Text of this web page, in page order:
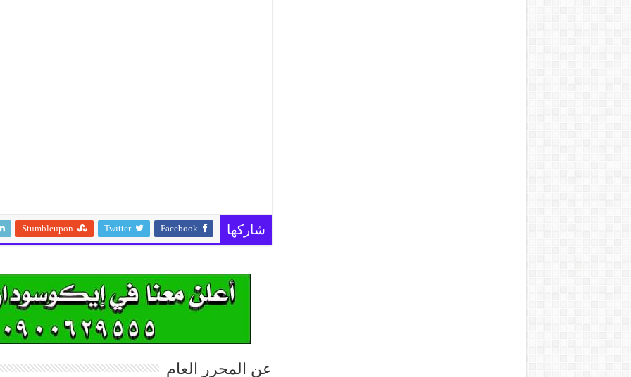
شاركها Facebook
Twitter
Stumbleupon
عن المحرر العام